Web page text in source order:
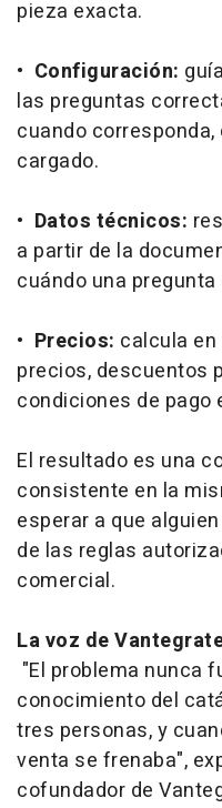
pieza exacta.
• Configuración:
las preguntas
cuando
cargado.
• Datos técnicos:
a partir de la
cuándo una
• Precios: calcula
precios, descuentos
condiciones de pago
El resultado es una
consistente en la
esperar a que
de las reglas
comercial.
La voz de
"El problema nunca
conocimiento del
tres personas, y
venta se frenaba",
cofundador de